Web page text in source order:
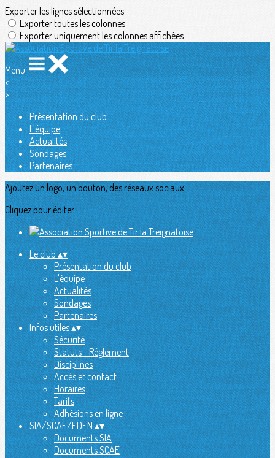
Exporter les lignes sélectionnées
Exporter toutes les colonnes
Exporter uniquement les colonnes affichées
Menu
<
>
Présentation du club
L'équipe
Actualités
Sondages
Partenaires
Ajoutez un logo, un bouton, des réseaux sociaux
Cliquez pour éditer
Le club▴▾
Présentation du club
L'équipe
Actualités
Sondages
Partenaires
Infos utiles▴▾
Sécurité
Statuts - Réglement
Disciplines
Accès et contact
Horaires
Tarifs
Adhésions en ligne
SIA/SCAE/EDEN▴▾
Documents SIA
Documents SCAE